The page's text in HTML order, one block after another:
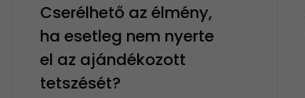
Cserélhető az élmény,
ha esetleg nem nyerte
el az ajándékozott
tetszését?